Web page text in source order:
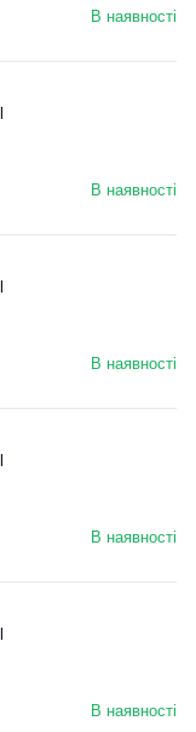
В наявності
В наявності
В наявності
В наявності
В наявності